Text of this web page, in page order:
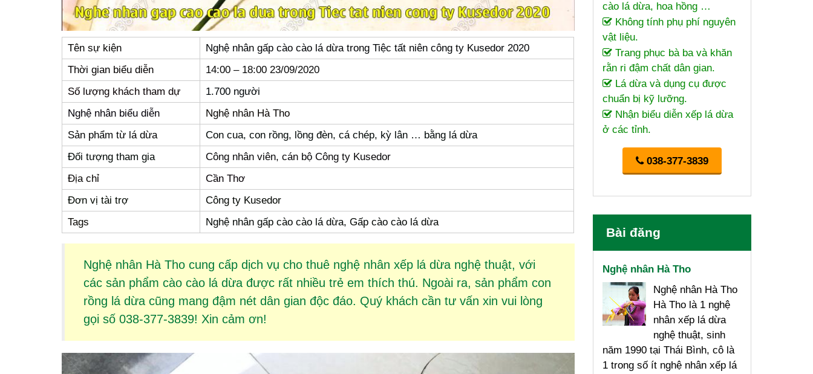
Tên sự kiện
Nghệ nhân gấp cào cào lá dừa trong Tiệc tất niên công ty Kusedor 2020
Thời gian biểu diễn
14:00 – 18:00 23/09/2020
Số lượng khách tham dự
1.700 người
Nghệ nhân biểu diễn
Nghệ nhân Hà Tho
Sản phẩm từ lá dừa
Con cua, con rồng, lồng đèn, cá chép, kỳ lân … bằng lá dừa
Đối tượng tham gia
Công nhân viên, cán bộ Công ty Kusedor
Địa chỉ
Cần Thơ
Đơn vị tài trợ
Công ty Kusedor
Tags
Nghệ nhân gấp cào cào lá dừa, Gấp cào cào lá dừa
Nghệ nhân Hà Tho cung cấp dịch vụ cho thuê nghệ nhân xếp lá dừanghệ thuật, với
các sản phẩm cào cào lá dừađược rất nhiều trẻ em thích thú. Ngoài ra, sản phẩm con
rồng lá dừacũng mang đậm nét dân gian độc đáo. Quý khách cần tư vấn xin vui lòng
gọi số 038-377-3839! Xin cảm ơn!
cào lá dừa, hoa hồng …
Không tính phụ phí nguyên
vật liệu.
Trang phục bà ba và khăn
rằn ri đậm chất dân gian.
Lá dừa và dụng cụ được
chuẩn bị kỹ lưỡng.
Nhận biểu diễn xếp lá dừa
ở các tỉnh.
038-377-3839
Bài đăng
Nghệ nhân Hà Tho
Nghệ nhân Hà Tho
Hà Tho là 1 nghệ
nhân xếp lá dừa
nghệ thuật, sinh
năm 1990 tại Thái Bình, cô là
1 trong số ít nghệ nhân xếp lá